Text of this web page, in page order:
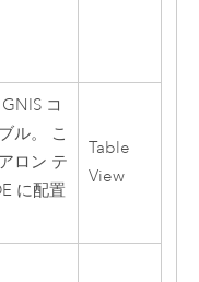
コ
ル。 こ
ロン テ
に配置
Table
View